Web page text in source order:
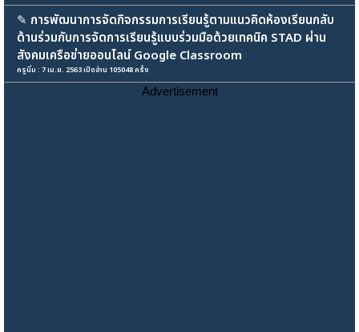
✎ การพัฒนาการจัดกิจกรรมการเรียนรู้ตามแนวคิดห้องเรียนกลับ
ด้านร่วมกับการจัดการเรียนรู้แบบร่วมมือด้วยเทคนิค STAD ผ่าน
สังคมเครือข่ายออนไลน์ Google Classroom
ครูนิ่ม : 7 เม.ย. 2563 เปิดอ่าน 105048 ครั้ง
Advertisement